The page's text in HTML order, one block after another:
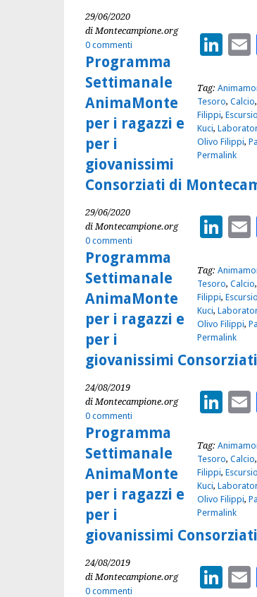
Tag:
Tesoro, Calcio,
Filippi,
Kuci,
Olivo Filippi,
Permalink
29/06/2020
di Montecampione.org
0 commenti
Programma
Settimanale
AnimaMonte
per i ragazzi e
per i
giovanissimi
Consorziati di
Tag:
Tesoro, Calcio,
Filippi,
Kuci,
Olivo Filippi,
Permalink
29/06/2020
di Montecampione.org
0 commenti
Programma
Settimanale
AnimaMonte
per i ragazzi e
per i
giovanissimi
Tag:
Tesoro, Calcio,
Filippi,
Kuci,
Olivo Filippi,
Permalink
24/08/2019
di Montecampione.org
0 commenti
Programma
Settimanale
AnimaMonte
per i ragazzi e
per i
giovanissimi
24/08/2019
di Montecampione.org
0 commenti